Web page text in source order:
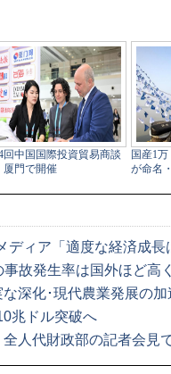
ィア「適度な経済成長
故発生率は国外ほど高
深化･現代農業発展の加
兆ドル突破へ
人代財政部の記者会見